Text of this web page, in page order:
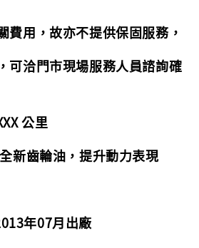
費用，故亦不提供保固服務，
可洽門市現場服務人員諮詢確
公里
新齒輪油，提升動力表現
年07月出廠